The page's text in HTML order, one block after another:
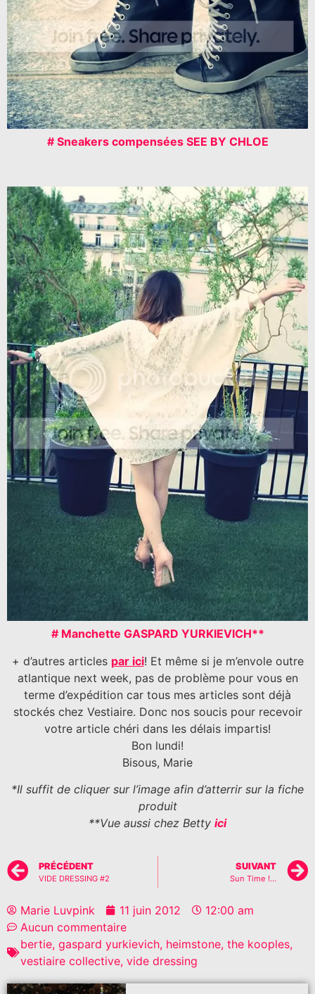
# Sneakers compensées SEE BY CHLOE
# Manchette GASPARD YURKIEVICH**
+ d’autres articles par ici! Et même si je m’envole outre
atlantique next week, pas de problème pour vous en
terme d’expédition car tous mes articles sont déjà
stockés chez Vestiaire. Donc nos soucis pour recevoir
votre article chéri dans les délais impartis!
Bon lundi!
Bisous, Marie
*Il suffit de cliquer sur l’image afin d’atterrir sur la fiche
produit
**Vue aussi chez Betty ici
PRÉCÉDENT
VIDE DRESSING #2
SUIVANT
Sun Time !…
Marie Luvpink 11 juin 2012
12:00 am
Aucun commentaire
bertie, gaspard yurkievich, heimstone, the kooples,
vestiaire collective, vide dressing